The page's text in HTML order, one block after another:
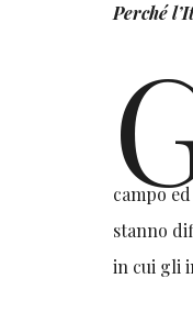
Perché
campo
stanno
in cui gli